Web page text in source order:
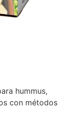
hummus,
con métodos